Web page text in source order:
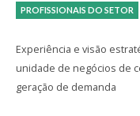
PROFISSIONAIS DO SETOR
Experiência e visão
unidade de negócios de
geração de demanda